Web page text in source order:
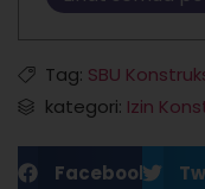
Tag: SBU
kategori: Izin
Facebook